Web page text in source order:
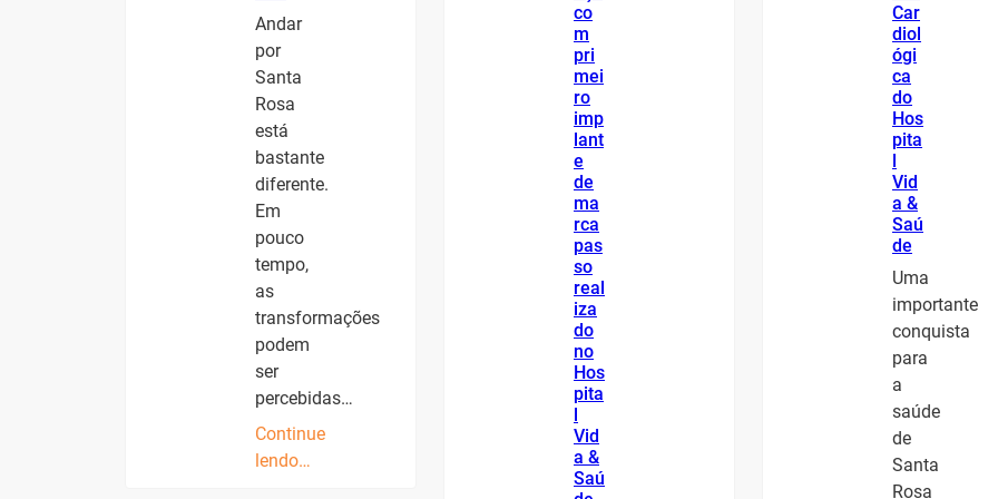
Andar
por
Santa
Rosa
está
bastante
diferente.
Em
pouco
tempo,
as
transformações
podem
ser
percebidas…
Continue
lendo…
co
m
pri
mei
ro
imp
lant
e
de
ma
rca
pas
so
real
iza
do
no
Hos
pita
l
Vid
a &
Saú
Car
diol
ógi
ca
do
Hos
pita
l
Vid
a &
Saú
de
Uma
importante
conquista
para
a
saúde
de
Santa
Rosa